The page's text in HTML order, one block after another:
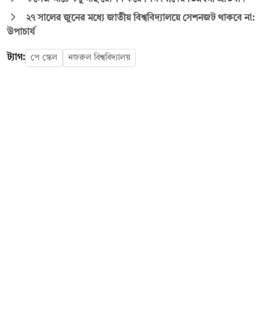
২৭ সালের জুনের মধ্যে জাতীয় বিশ্ববিদ্যালয়ে সেশনজট থাকবে না:
উপাচার্য
ট্যাগ: পে স্কেল নজরুল বিশ্ববিদ্যালয়